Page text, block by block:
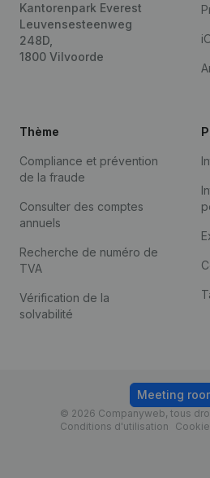
Kantorenpark Everest
Leuvensesteenweg
248D,
1800 Vilvoorde
Thème
Compliance et prévention
de la fraude
Consulter des comptes
annuels
Recherche de numéro de
TVA
Vérification de la
solvabilité
© 2026 Companyweb, tous
Conditions d'utilisation
Meeting